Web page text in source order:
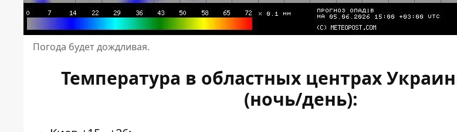
Погода будет дождливая.
Температура в областных центрах
(ночь/день):